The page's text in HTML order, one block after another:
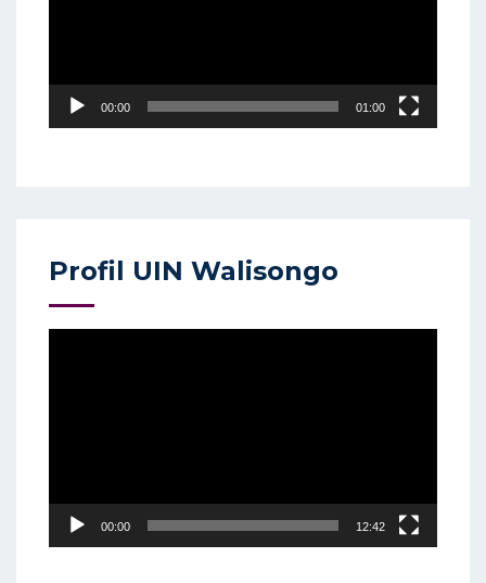
00:00 01:00
Profil UIN Walisongo
00:00 12:42